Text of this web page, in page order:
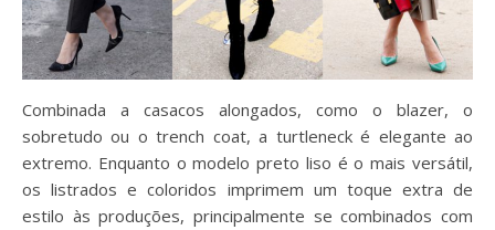
Combinada a casacos alongados, como o blazer, o
sobretudo ou o trench coat, a turtleneck é elegante ao
extremo. Enquanto o modelo preto liso é o mais versátil,
os listrados e coloridos imprimem um toque extra de
estilo às produções, principalmente se combinados com